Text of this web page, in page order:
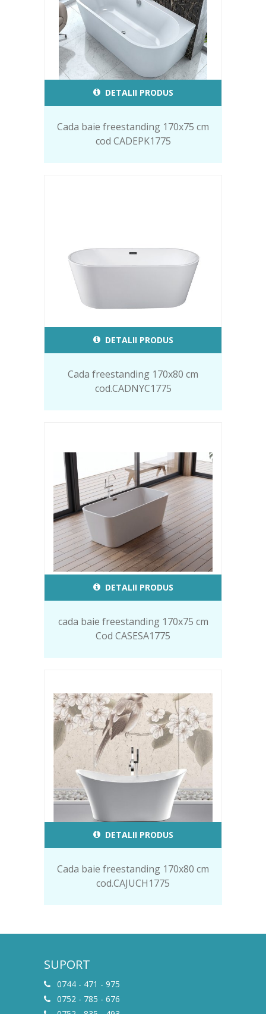
DETALII PRODUS
Cada baie freestanding 170x75 cm
cod CADEPK1775
DETALII PRODUS
Cada freestanding 170x80 cm
cod.CADNYC1775
DETALII PRODUS
cada baie freestanding 170x75 cm
Cod CASESA1775
DETALII PRODUS
Cada baie freestanding 170x80 cm
cod.CAJUCH1775
SUPORT
0744 - 471 - 975
0752 - 785 - 676